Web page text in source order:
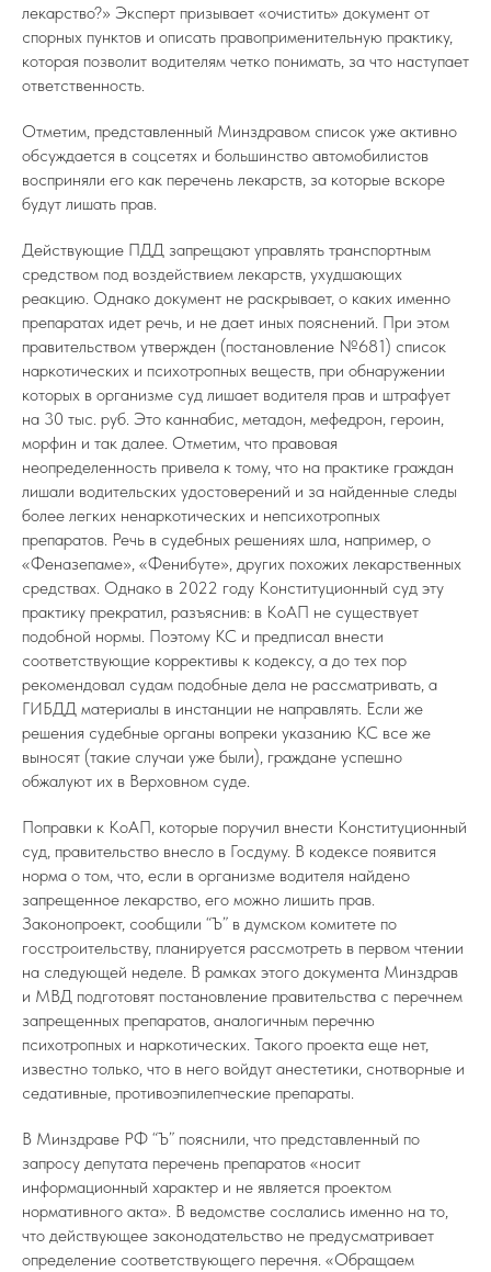
лекарство?» Эксперт призывает «очистить» документ от
спорных пунктов и описать правоприменительную практику,
которая позволит водителям четко понимать, за что наступает
ответственность.
Отметим, представленный Минздравом список уже активно
обсуждается в соцсетях и большинство автомобилистов
восприняли его как перечень лекарств, за которые вскоре
будут лишать прав.
Действующие ПДД запрещают управлять транспортным
средством под воздействием лекарств, ухудшающих
реакцию. Однако документ не раскрывает, о каких именно
препаратах идет речь, и не дает иных пояснений. При этом
правительством утвержден (постановление №681) список
наркотических и психотропных веществ, при обнаружении
которых в организме суд лишает водителя прав и штрафует
на 30 тыс. руб. Это каннабис, метадон, мефедрон, героин,
морфин и так далее. Отметим, что правовая
неопределенность привела к тому, что на практике граждан
лишали водительских удостоверений и за найденные следы
более легких ненаркотических и непсихотропных
препаратов. Речь в судебных решениях шла, например, о
«Феназепаме», «Фенибуте», других похожих лекарственных
средствах. Однако в 2022 году Конституционный суд эту
практику прекратил, разъяснив: в КоАП не существует
подобной нормы. Поэтому КС и предписал внести
соответствующие коррективы к кодексу, а до тех пор
рекомендовал судам подобные дела не рассматривать, а
ГИБДД материалы в инстанции не направлять. Если же
решения судебные органы вопреки указанию КС все же
выносят (такие случаи уже были), граждане успешно
обжалуют их в Верховном суде.
Поправки к КоАП, которые поручил внести Конституционный
суд, правительство внесло в Госдуму. В кодексе появится
норма о том, что, если в организме водителя найдено
запрещенное лекарство, его можно лишить прав.
Законопроект, сообщили “Ъ” в думском комитете по
госстроительству, планируется рассмотреть в первом чтении
на следующей неделе. В рамках этого документа Минздрав
и МВД подготовят постановление правительства с перечнем
запрещенных препаратов, аналогичным перечню
психотропных и наркотических. Такого проекта еще нет,
известно только, что в него войдут анестетики, снотворные и
седативные, противоэпилепческие препараты.
В Минздраве РФ “Ъ” пояснили, что представленный по
запросу депутата перечень препаратов «носит
информационный характер и не является проектом
нормативного акта». В ведомстве сослались именно на то,
что действующее законодательство не предусматривает
определение соответствующего перечня. «Обращаем